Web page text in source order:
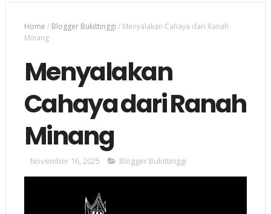
Home / Blogger Bukittinggi / Menyalakan Cahaya dari Ranah
Minang
Menyalakan
Cahaya dari Ranah
Minang
November 16, 2025 Blogger Bukittinggi